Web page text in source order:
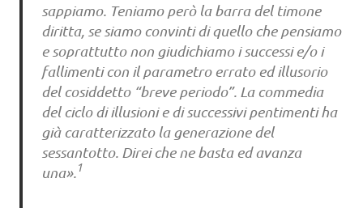
sappiamo. Teniamo però la barra del timone
diritta, se siamo convinti di quello che pensiamo
e soprattutto non giudichiamo i successi e/o i
fallimenti con il parametro errato ed illusorio
del cosiddetto “breve periodo”. La commedia
del ciclo di illusioni e di successivi pentimenti ha
già caratterizzato la generazione del
sessantotto. Direi che ne basta ed avanza
una».1